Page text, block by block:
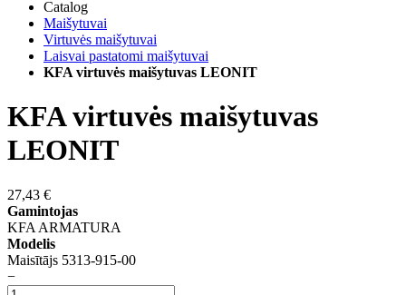
Catalog
Maišytuvai
Virtuvės maišytuvai
Laisvai pastatomi maišytuvai
KFA virtuvės maišytuvas LEONIT
KFA virtuvės maišytuvas
LEONIT
27,43 €
Gamintojas
KFA ARMATURA
Modelis
Maisītājs 5313-915-00
−